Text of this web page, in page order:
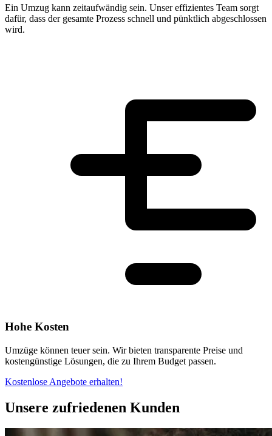
Ein Umzug kann zeitaufwändig sein. Unser effizientes Team sorgt
dafür, dass der gesamte Prozess schnell und pünktlich abgeschlossen
wird.
Hohe Kosten
Umzüge können teuer sein. Wir bieten transparente Preise und
kostengünstige Lösungen, die zu Ihrem Budget passen.
Kostenlose Angebote erhalten!
Unsere zufriedenen Kunden